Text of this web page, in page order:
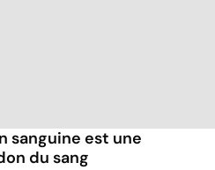
sanguine est une
du sang